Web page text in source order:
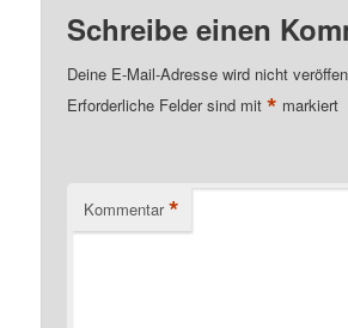
Schreibe einen
Deine E-Mail-Adresse wird nicht
Erforderliche Felder sind mit* markiert
Kommentar *